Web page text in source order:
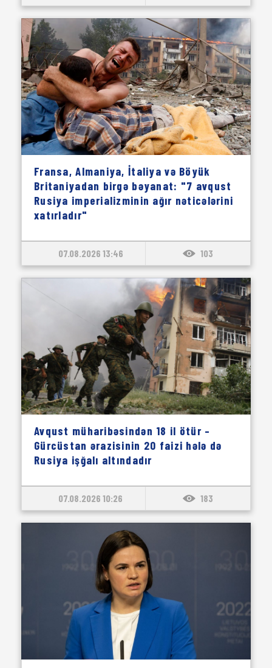
Fransa, Almaniya, İtaliya və Böyük
Britaniyadan birgə bəyanat: "7 avqust
Rusiya imperializminin ağır nəticələrini
xatırladır"
07.08.2026 13:46 103
Avqust müharibəsindən 18 il ötür –
Gürcüstan ərazisinin 20 faizi hələ də
Rusiya işğalı altındadır
07.08.2026 10:26 183